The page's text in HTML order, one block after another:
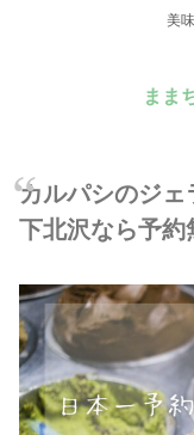
美
まま
カルパシのジェ
下北沢なら予約